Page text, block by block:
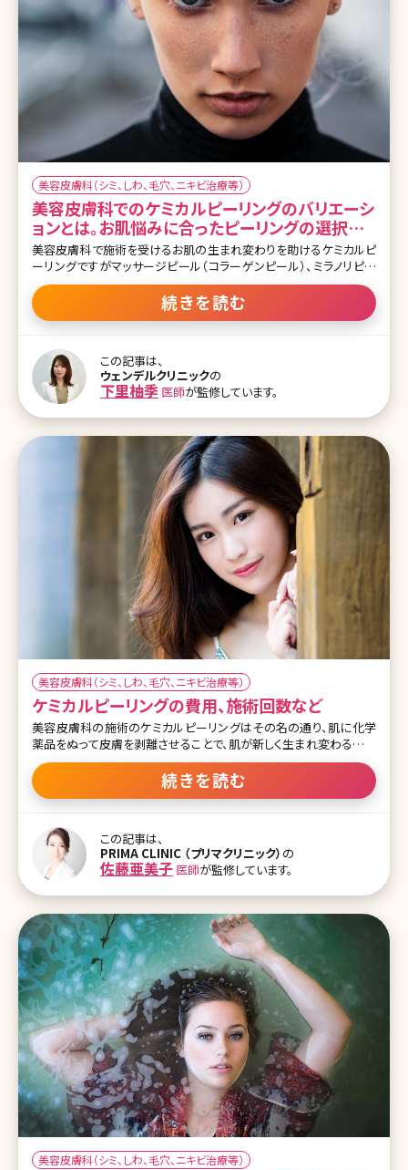
美容皮膚科（シミ、しわ、毛穴、ニキビ治療等）
美容皮膚科でのケミカルピーリングのバリエーシ
ョンとは。お肌悩みに合ったピーリングの選択と
ダーマペンとの親和性
美容皮膚科で施術を受けるお肌の生まれ変わりを助けるケミカルピ
ーリングですがマッサージピール（コラーゲンピール）、ミラノリピー
ル（バイオリピール）、リバースピール、ウーバーピールなど沢山の種
類があります。 それぞれどのような効果があり、どのような肌悩みの
改善が期待できるのかご存じですか?美容皮膚科で勤めている経験
組み合わせについてもお話ししていきます。 【監修医師からのワンポ
イント】 ピーリングには様々な種類があり、さらに他の施術と組み合
わせることもできるので、お肌のお悩みに合わせた施術が可能です。
1回でもピーリング効果を感じられますが、 肌質改善を実感するため
には、定期的に複数回の施術をおすすめします。 市販品と美容皮膚
続きを読む
この記事は、
ウェンデルクリニックの
下里柚季 医師が監修しています。
美容皮膚科（シミ、しわ、毛穴、ニキビ治療等）
ケミカルピーリングの費用、施術回数など
美容皮膚科の施術のケミカルピーリングはその名の通り、肌に化学
薬品をぬって皮膚を剥離させることで、肌が新しく生まれ変わる機能
を促進させ、トラブルを改善する方法です。最近は家庭でできるケミカ
ルピーリングのキットも販売されていますが、そもそもケミカルピーリ
ングとはどんな薬剤を使用しているのでしょうか?どんな肌トラブルに
医師からのワンポイント】 ケミカルピーリングは比較的手軽で効果
的な治療の一つですが、やり過ぎるとお肌のバリア機能が下がり肌ト
ラブルの原因となることもありますので、医療機関できちんと診察を
受け、治療回数や頻度を守って治療を行うことで、安全に美肌治療を
すすめてくださいね。 目次 1.ケミカルピーリングってどんな施術? 1-
ラ
続きを読む
この記事は、
PRIMA CLINIC （プリマクリニック） の
佐藤亜美子 医師が監修しています。
美容皮膚科（シミ、しわ、毛穴、ニキビ治療等）